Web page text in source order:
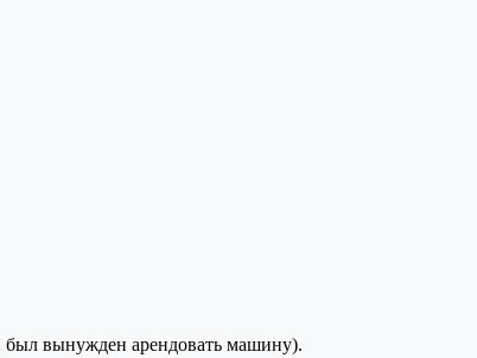
вынужден арендовать машину).